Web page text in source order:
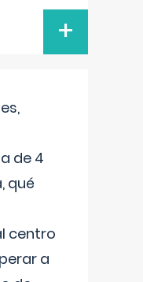
+
de 4
qué
centro
a